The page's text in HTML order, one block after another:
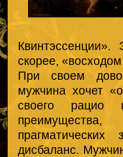
скорее,
При своем
мужчина хочет
своего рацио
дисбаланс.